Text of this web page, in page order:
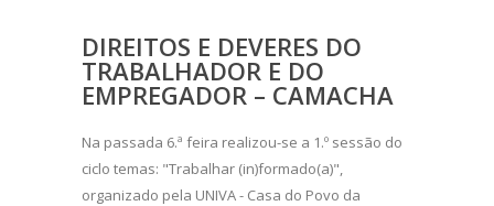
DIREITOS E DEVERES DO
TRABALHADOR E DO
EMPREGADOR – CAMACHA
Na passada 6.ª feira realizou-se a 1.º sessão do
ciclo temas: "Trabalhar (in)formado(a)",
organizado pela UNIVA - Casa do Povo da